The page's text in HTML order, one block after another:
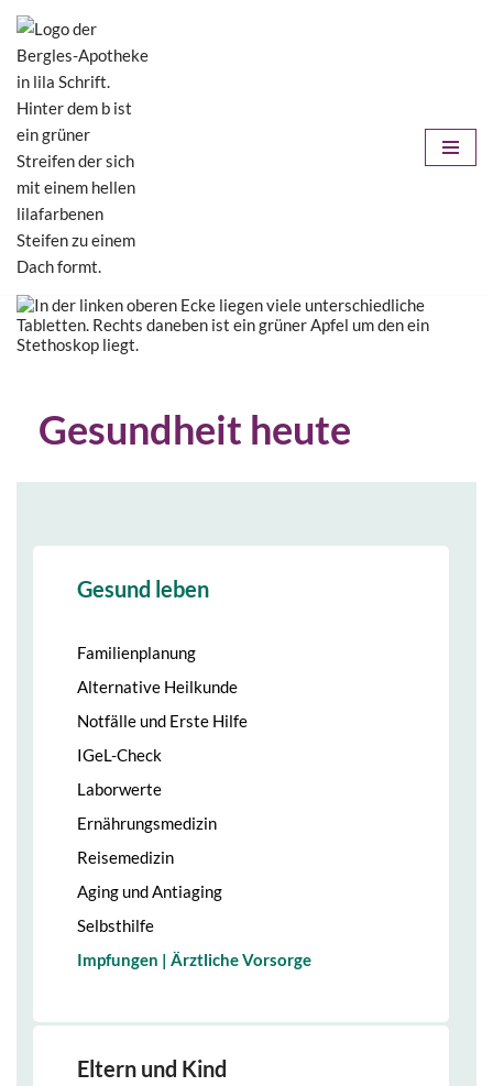
Zum
Inhalt
springen
Gesundheit heute
Gesund leben
Familienplanung
Alternative Heilkunde
Notfälle und Erste Hilfe
IGeL-Check
Laborwerte
Ernährungsmedizin
Reisemedizin
Aging und Antiaging
Selbsthilfe
Impfungen | Ärztliche Vorsorge
Eltern und Kind